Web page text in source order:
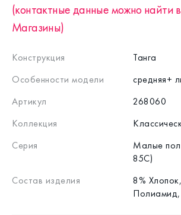
(контактные данные можно найти
Магазины)
Конструкция
Танга
Особенности модели
средняя+
Артикул
268060
Коллекция
Серия
Малые
85С)
Состав изделия
8%